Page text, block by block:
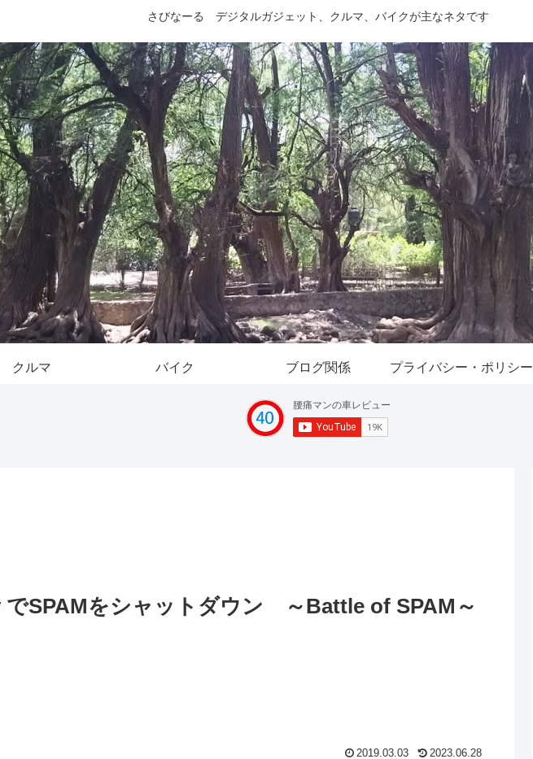
さびなーる デジタルガジェット、クルマ、バイクが主なネタです
クルマ バイク ブログ関係 プライバシー・ポリシー
でSPAMをシャットダウン ～Battle of SPAM～
2019.03.03 2023.06.28